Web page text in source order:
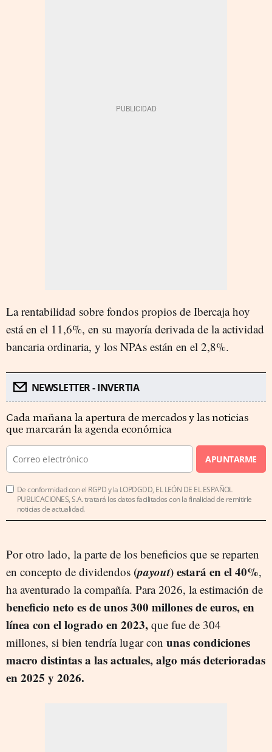
La rentabilidad sobre fondos propios de Ibercaja hoy
está en el 11,6%, en su mayoría derivada de la actividad
bancaria ordinaria, y los NPAs están en el 2,8%.
NEWSLETTER - INVERTIA
Cada mañana la apertura de mercados y las noticias
que marcarán la agenda económica
APUNTARME
De conformidad con el RGPD y la LOPDGDD, EL LEÓN DE EL ESPAÑOL
PUBLICACIONES, S.A. tratará los datos facilitados con la finalidad de remitirle
noticias de actualidad.
Por otro lado, la parte de los beneficios que se reparten
en concepto de dividendos (payout) estará en el 40%,
ha aventurado la compañía. Para 2026, la estimación de
beneficio neto es de unos 300 millones de euros, en
línea con el logrado en 2023, que fue de 304
millones, si bien tendría lugar con unas condiciones
macro distintas a las actuales, algo más deterioradas
en 2025 y 2026.